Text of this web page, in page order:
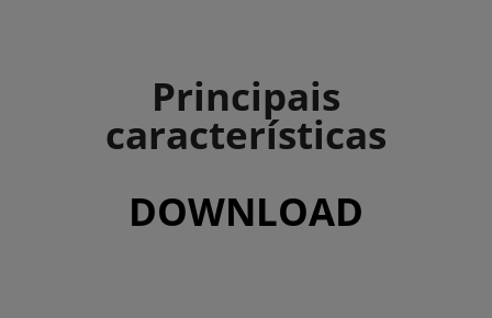
Principais
características
DOWNLOAD